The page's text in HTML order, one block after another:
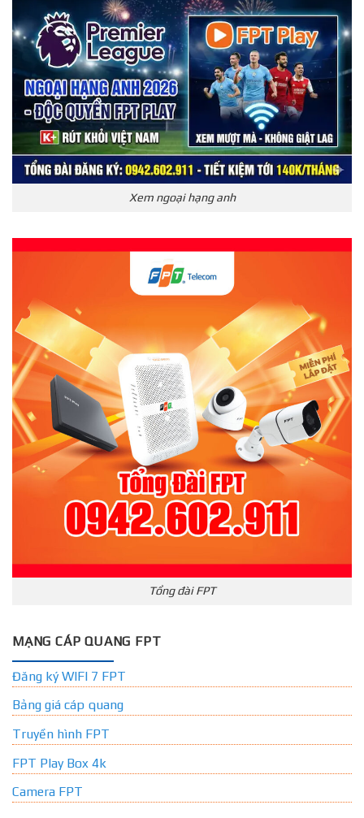
Xem ngoại hạng anh
Tổng đài FPT
MẠNG CÁP QUANG FPT
Đăng ký WIFI 7 FPT
Bảng giá cáp quang
Truyền hình FPT
FPT Play Box 4k
Camera FPT